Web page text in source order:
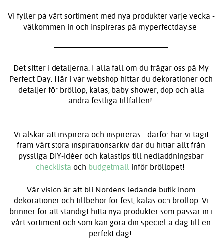
Vi fyller på vårt sortiment med nya produkter varje vecka -
välkommen in och inspireras på myperfectday.se
Det sitter i detaljerna. I alla fall om du frågar oss på My
Perfect Day. Här i vår webshop hittar du dekorationer och
detaljer för bröllop, kalas, baby shower, dop och alla
andra festliga tillfällen!
Vi älskar att inspirera och inspireras - därför har vi tagit
fram vårt stora inspirationsarkiv där du hittar allt från
pyssliga DIY-idéer och kalastips till nedladdningsbar
checklista och budgetmallinför bröllopet!
Vår vision är att bli Nordens ledande butik inom
dekorationer och tillbehör för fest, kalas och bröllop. Vi
brinner för att ständigt hitta nya produkter som passar in i
vårt sortiment och som kan göra din speciella dag till en
perfekt dag!